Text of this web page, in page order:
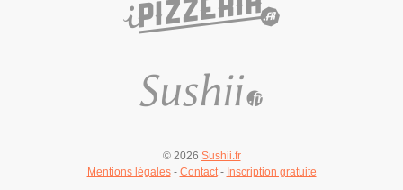
© 2026 Sushii.fr
Mentions légales- Contact- Inscription gratuite